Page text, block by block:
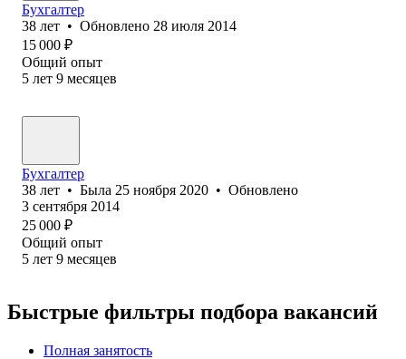
Бухгалтер
38 лет • Обновлено 28 июля 2014
15 000 ₽
Общий опыт
5 лет 9 месяцев
Бухгалтер
38 лет • Была 25 ноября 2020 • Обновлено
3 сентября 2014
25 000 ₽
Общий опыт
5 лет 9 месяцев
Быстрые фильтры подбора вакансий
Полная занятость